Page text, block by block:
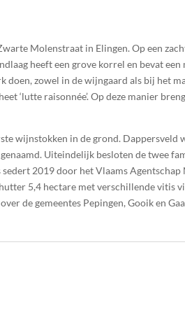
Molenstraat in Elingen. Op een
heeft een grove korrel en bevat
zowel in de wijngaard als bij het
‘lutte raisonnée’. Op deze manier
wijnstokken in de grond.
Uiteindelijk besloten de twee
2019 door het Vlaams
5,4 hectare met verschillende
de gemeentes Pepingen, Gooik en